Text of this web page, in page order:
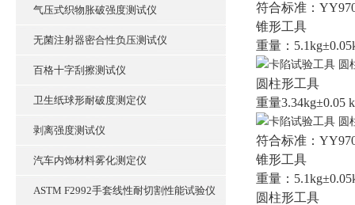
气压式织物胀破强度测试仪
无菌注射器密合性负压测试仪
百格十字刮擦测试仪
卫生纸球形耐破度测定仪
剥离强度测试仪
汽车内饰材料雾化测定仪
ASTM F2992手套线性耐切割性能试验仪
符合标准：
锥形工具
重量：
圆柱形工具
重量3.34kg±0.05
符合标准：
锥形工具
重量：
圆柱形工具